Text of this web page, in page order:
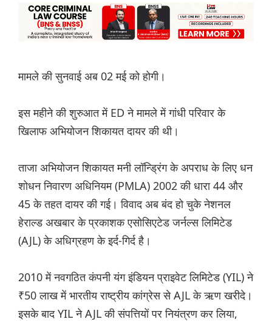
मामले की सुनवाई अब 02 मई को होगी।
इस महीने की शुरुआत में ED ने मामले में गांधी परिवार के
खिलाफ अभियोजन शिकायत दायर की थी।
ताजा अभियोजन शिकायत मनी लॉन्ड्रिंग के अपराध के लिए धन
शोधन निवारण अधिनियम (PMLA) 2002 की धारा 44 और
45 के तहत दायर की गई। विवाद अब बंद हो चुके नेशनल
हेराल्ड अखबार के प्रकाशक एसोसिएटेड जर्नल्स लिमिटेड
(AJL) के अधिग्रहण के इर्द-गिर्द है।
2010 में नवगठित कंपनी यंग इंडियन प्राइवेट लिमिटेड (YIL) ने
₹50 लाख में भारतीय राष्ट्रीय कांग्रेस से AJL के ऋण खरीदे।
इसके बाद YIL ने AJL की संपत्तियों पर नियंत्रण कर लिया,